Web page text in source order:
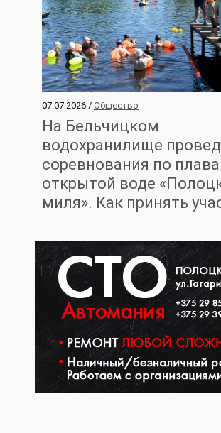
07.07.2026 / Общество
На Бельчицком
водохранилище
соревнования по
открытой воде
миля». Как принять